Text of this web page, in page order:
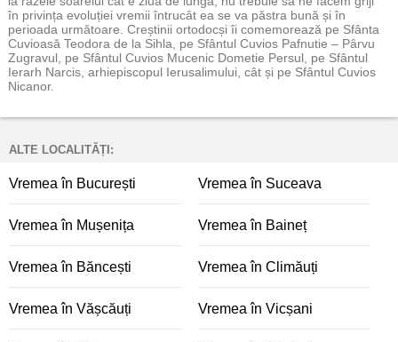
în privința evoluției vremii întrucât ea se va păstra bună și în
perioada următoare. Creștinii ortodocși îi comemorează pe Sfânta
Cuvioasă Teodora de la Sihla, pe Sfântul Cuvios Pafnutie – Pârvu
Zugravul, pe Sfântul Cuvios Mucenic Dometie Persul, pe Sfântul
Ierarh Narcis, arhiepiscopul Ierusalimului, cât și pe Sfântul Cuvios
Nicanor.
ALTE LOCALITĂȚI:
Vremea în București Vremea în Suceava
Vremea în Mușenița Vremea în Baineț
Vremea în Băncești Vremea în Climăuți
Vremea în Vășcăuți Vremea în Vicșani